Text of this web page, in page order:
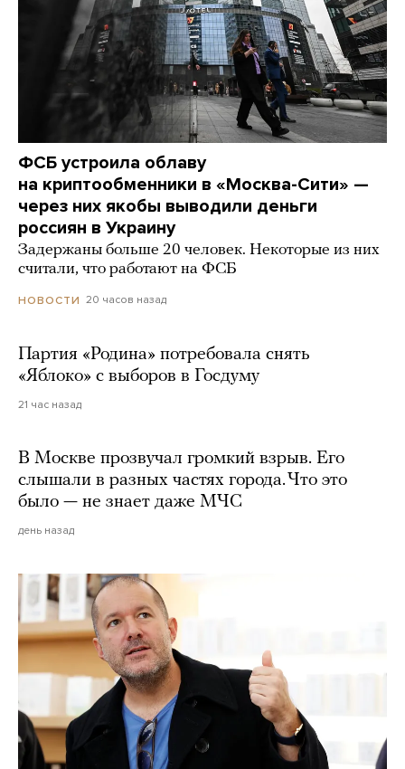
ФСБ устроила облаву
на криптообменники в «Москва-Сити» —
через них якобы выводили деньги
россиян в Украину
Задержаны больше 20 человек. Некоторые из них
считали, что работают на ФСБ
НОВОСТИ 20 часов назад
Партия «Родина» потребовала снять
«Яблоко» с выборов в Госдуму
21 час назад
В Москве прозвучал громкий взрыв. Его
слышали в разных частях города. Что это
было — не знает даже МЧС
день назад